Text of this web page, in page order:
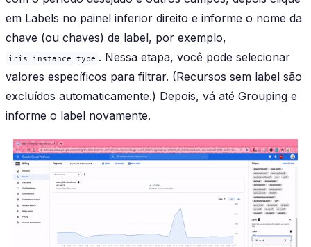
em Labels no painel inferior direito e informe o nome da
chave (ou chaves) de label, por exemplo,
iris_instance_type . Nessa etapa, você pode selecionar
valores específicos para filtrar. (Recursos sem label são
excluídos automaticamente.) Depois, vá até Grouping e
informe o label novamente.